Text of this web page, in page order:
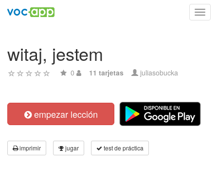
witaj, jestem
0 11 tarjetas juliasobucka
empezar lección
imprimir jugar test de práctica